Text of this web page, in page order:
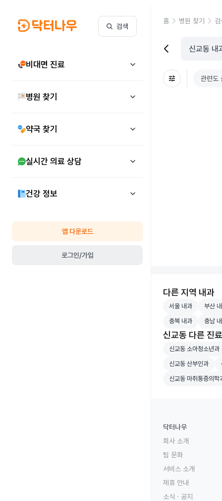
검색
비대면 진료
병원 찾기
약국 찾기
실시간 의료 상담
건강 정보
앱 다운로드
로그인/가입
홈 병원 찾기
관련도
다른 지역 내과
서울 내과 병원 검
서울 내과 부산
부산
충북 내과 병원 검
충북 내과 충남
충남
신교동 다른 진
신교동 소아청소
신교동 소아청소년과
신교동 산부인과
신교동 산부인과
신교동 마취통증
신교동 마취통증의학
닥터나우
회사 소개
팀 문화
서비스 소개
제휴 안내
소식 · 공지